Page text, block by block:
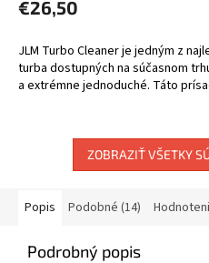
€26,50
JLM Turbo Cleaner je jedným z
turba dostupných na súčasnom
a extrémne jednoduché. Táto
ZOBRAZIŤ VŠETKY
Popis Podobné (14)
Podrobný popis